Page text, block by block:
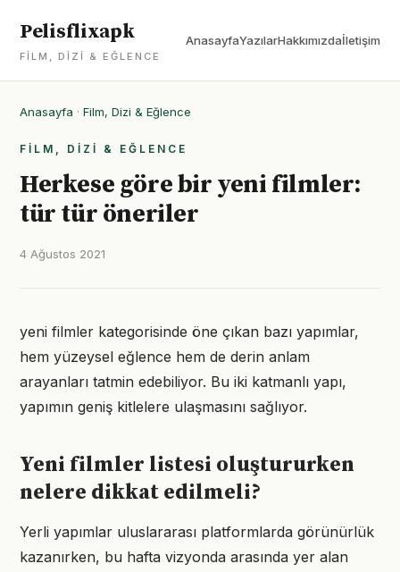
Pelisflixapk
FILM, DIZI & EĞLENCE
AnasayfaYazılarHakkımızdaİletişim
Anasayfa · Film, Dizi & Eğlence
FILM, DIZI & EĞLENCE
Herkese göre bir yeni filmler:
tür tür öneriler
4 Ağustos 2021
yeni filmler kategorisinde öne çıkan bazı yapımlar,
hem yüzeysel eğlence hem de derin anlam
arayanları tatmin edebiliyor. Bu iki katmanlı yapı,
yapımın geniş kitlelere ulaşmasını sağlıyor.
Yeni filmler listesi oluştururken
nelere dikkat edilmeli?
Yerli yapımlar uluslararası platformlarda görünürlük
kazanırken, bu hafta vizyonda arasında yer alan